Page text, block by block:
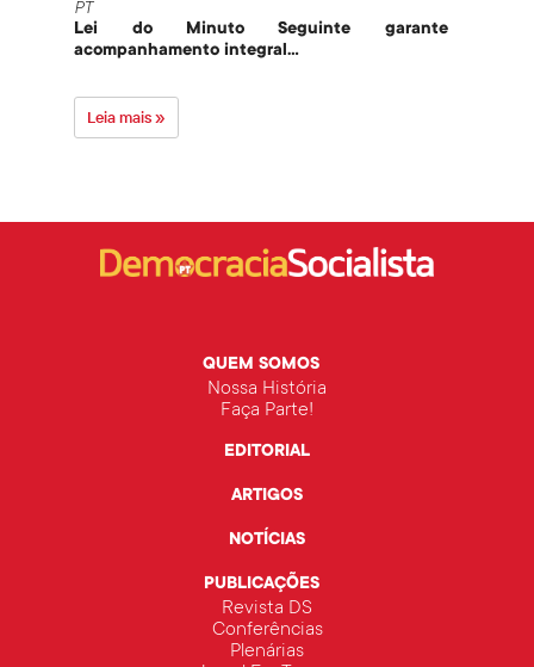
PT
Lei do Minuto Seguinte garante
acompanhamento integral...
Leia mais »
QUEM SOMOS
Nossa História
Faça Parte!
EDITORIAL
ARTIGOS
NOTÍCIAS
PUBLICAÇÕES
Revista DS
Conferências
Plenárias